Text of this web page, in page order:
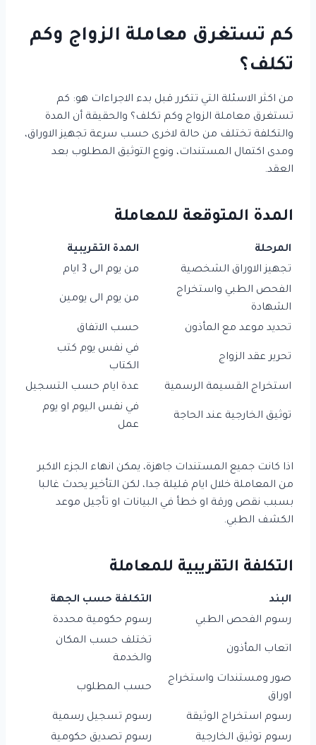
كم تستغرق معاملة الزواج وكم
تكلف؟
من اكثر الاسئلة التي تتكرر قبل بدء الاجراءات هو: كم
تستغرق معاملة الزواج وكم تكلف؟ والحقيقة أن المدة
والتكلفة تختلف من حالة لاخرى حسب سرعة تجهيز الاوراق،
ومدى اكتمال المستندات، ونوع التوثيق المطلوب بعد
العقد.
المدة المتوقعة للمعاملة
المرحلة
المدة التقريبية
تجهيز الاوراق الشخصية
من يوم الى 3 ايام
الفحص الطبي واستخراج
الشهادة
من يوم الى يومين
تحديد موعد مع المأذون حسب الاتفاق
تحرير عقد الزواج
في نفس يوم كتب
الكتاب
استخراج القسيمة الرسمية
عدة ايام حسب التسجيل
توثيق الخارجية عند الحاجة
في نفس اليوم او يوم
عمل
اذا كانت جميع المستندات جاهزة، يمكن انهاء الجزء الاكبر
من المعاملة خلال ايام قليلة جدا، لكن التأخير يحدث غالبا
بسبب نقص ورقة او خطأ في البيانات او تأجيل موعد
الكشف الطبي.
التكلفة التقريبية للمعاملة
البند
التكلفة حسب الجهة
رسوم الفحص الطبي
رسوم حكومية محددة
اتعاب المأذون
تختلف حسب المكان
والخدمة
صور ومستندات واستخراج
اوراق
حسب المطلوب
رسوم استخراج الوثيقة
رسوم تسجيل رسمية
رسوم توثيق الخارجية
رسوم تصديق حكومية